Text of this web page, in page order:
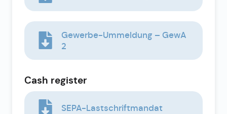
Gewerbe-Ummeldung – GewA
2
Cash register
SEPA-Lastschriftmandat